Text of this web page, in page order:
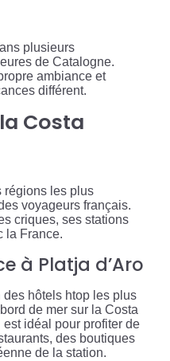
plusieurs
de Catalogne.
ambiance et
différent.
Costa
régions les plus
voyageurs français.
criques, ses stations
la France.
à Platja d’Aro
des hôtels htop les plus
de mer sur la Costa
est idéal pour profiter de
des boutiques
de la station.